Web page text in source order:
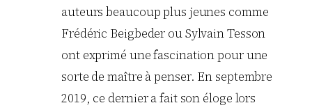
auteurs beaucoup plus jeunes comme
Frédéric Beigbeder ou Sylvain Tesson
ont exprimé une fascination pour une
sorte de maître à penser. En septembre
2019, ce dernier a fait son éloge lors